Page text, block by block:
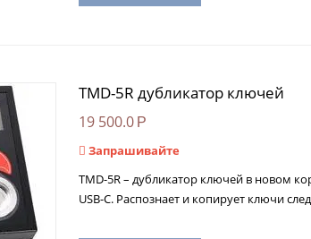
TMD-5R дубликатор ключей
19 500.0 Р
Запрашивайте
TMD-5R – дубликатор ключей в новом
USB-C. Распознает и копирует ключи